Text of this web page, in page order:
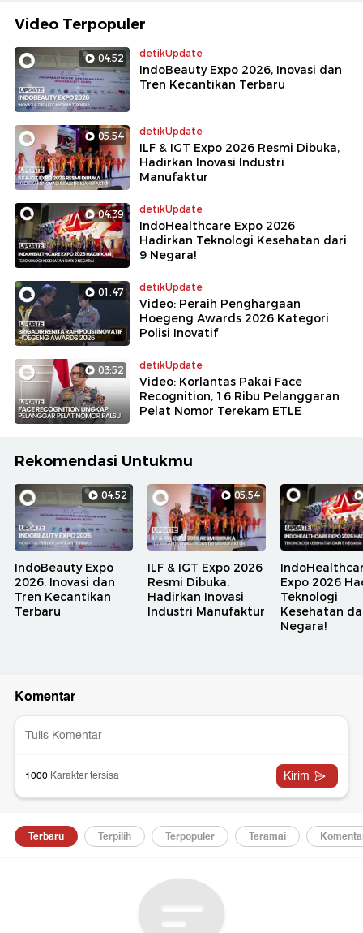
Video Terpopuler
04:52 detikUpdate
IndoBeauty Expo 2026, Inovasi dan
Tren Kecantikan Terbaru
05:54 detikUpdate
ILF & IGT Expo 2026 Resmi Dibuka,
Hadirkan Inovasi Industri
Manufaktur
04:39 detikUpdate
IndoHealthcare Expo 2026
Hadirkan Teknologi Kesehatan dari
9 Negara!
01:47 detikUpdate
Video: Peraih Penghargaan
Hoegeng Awards 2026 Kategori
Polisi Inovatif
03:52 detikUpdate
Video: Korlantas Pakai Face
Recognition, 16 Ribu Pelanggaran
Pelat Nomor Terekam ETLE
Rekomendasi Untukmu
04:52
IndoBeauty Expo
2026, Inovasi dan
Tren Kecantikan
Terbaru
05:54
ILF & IGT Expo 2026
Resmi Dibuka,
Hadirkan Inovasi
Industri Manufaktur
Expo 2026
Teknologi
Kesehatan
Negara!